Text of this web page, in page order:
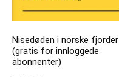
Nisedøden i norske fjorder
(gratis for innloggede
abonnenter)